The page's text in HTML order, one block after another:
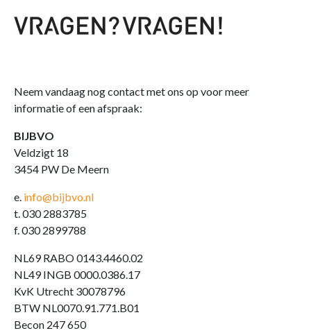
Neem vandaag nog contact met ons op voor meer
informatie of een afspraak:
BIJBVO
Veldzigt 18
3454 PW De Meern
e. info@bijbvo.nl
t. 030 2883785
f. 030 2899788
NL69 RABO 0143.4460.02
NL49 INGB 0000.0386.17
KvK Utrecht 30078796
BTW NL0070.91.771.B01
Becon 247 650